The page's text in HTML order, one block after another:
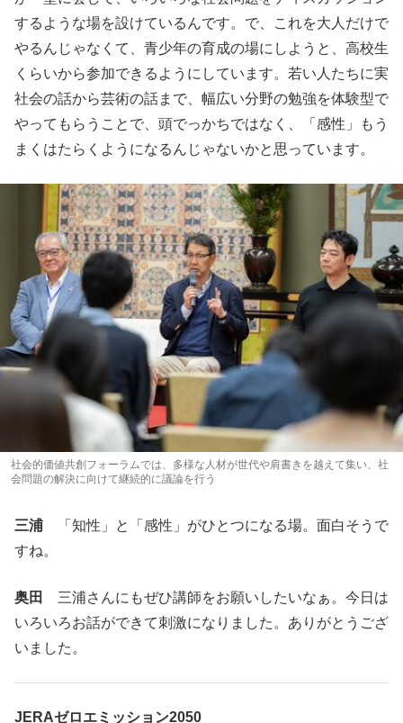
するような場を設けているんです。で、これを大人だけで
やるんじゃなくて、青少年の育成の場にしようと、高校生
くらいから参加できるようにしています。若い人たちに実
社会の話から芸術の話まで、幅広い分野の勉強を体験型で
やってもらうことで、頭でっかちではなく、「感性」もう
まくはたらくようになるんじゃないかと思っています。
社会的価値共創フォーラムでは、多様な人材が世代や肩書きを越えて集い、社
会問題の解決に向けて継続的に議論を行う
三浦 「知性」と「感性」がひとつになる場。面白そうで
すね。
奥田
三浦さんにもぜひ講師をお願いしたいなぁ。今日は
いろいろお話ができて刺激になりました。ありがとうござ
いました。
JERAゼロエミッション2050